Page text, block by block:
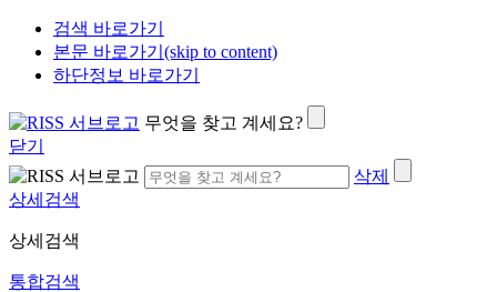
검색 바로가기
본문 바로가기(skip to content)
하단정보 바로가기
무엇을 찾고 계세요?
닫기
삭제
상세검색
상세검색
통합검색